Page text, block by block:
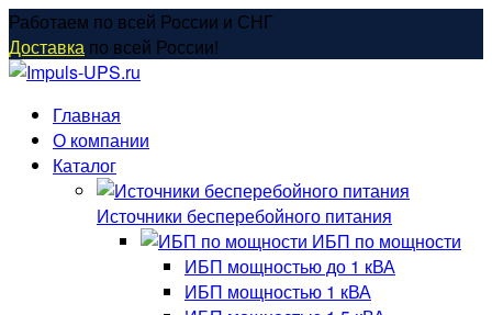
Перейти
к
содержанию
Работаем по всей России и СНГ
Доставка по всей России!
Главная
О компании
Каталог
Источники бесперебойного питания
ИБП по мощности
ИБП мощностью до 1 кВА
ИБП мощностью 1 кВА